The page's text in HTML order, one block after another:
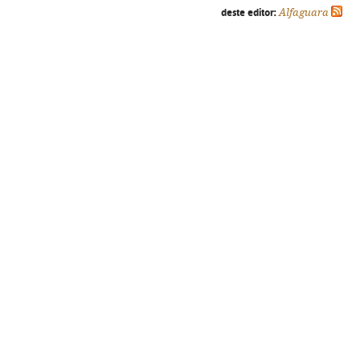
deste editor: Alfaguara